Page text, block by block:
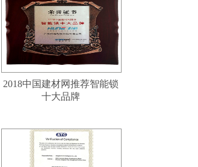
2018中国建材网推荐智能锁
十大品牌